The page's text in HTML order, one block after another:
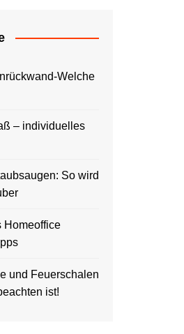
Welche
– individuelles
So wird
Homeoffice
und Feuerschalen
ist!